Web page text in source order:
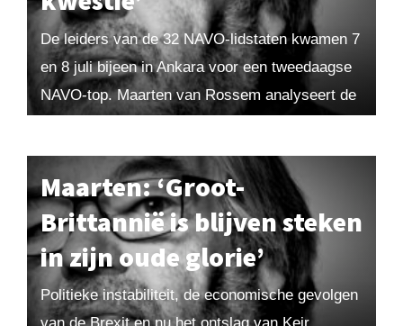
De leiders van de 32 NAVO-lidstaten kwamen 7
en 8 juli bijeen in Ankara voor een tweedaagse
NAVO-top. Maarten van Rossem analyseert de
Maarten: ‘Groot-
Brittannië is blijven steken
in zijn oude glorie’
Politieke instabiliteit, de economische gevolgen
van de Brexit en nu het ontslag van Keir